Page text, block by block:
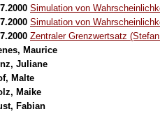
Simulation von
Simulation von
Zentraler Grenzwertsatz
Maurice
Juliane
Malte
Maike
Fabian